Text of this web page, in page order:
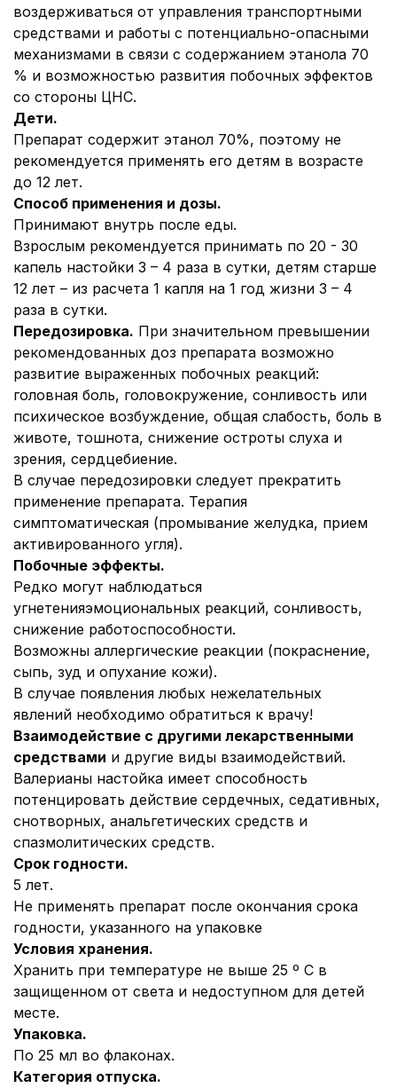
воздерживаться от управления транспортными
средствами и работы с потенциально-опасными
механизмами в связи с содержанием этанола 70
% и возможностью развития побочных эффектов
со стороны ЦНС.
Дети.
Препарат содержит этанол 70%, поэтому не
рекомендуется применять его детям в возрасте
до 12 лет.
Способ применения и дозы.
Принимают внутрь после еды.
Взрослым рекомендуется принимать по 20 - 30
капель настойки 3 – 4 раза в сутки, детям старше
12 лет – из расчета 1 капля на 1 год жизни 3 – 4
раза в сутки.
Передозировка. При значительном превышении
рекомендованных доз препарата возможно
развитие выраженных побочных реакций:
головная боль, головокружение, сонливость или
психическое возбуждение, общая слабость, боль в
животе, тошнота, снижение остроты слуха и
зрения, сердцебиение.
В случае передозировки следует прекратить
применение препарата. Терапия
симптоматическая (промывание желудка, прием
активированного угля).
Побочные эффекты.
Редко могут наблюдаться
угнетенияэмоциональных реакций, сонливость,
снижение работоспособности.
Возможны аллергические реакции (покраснение,
сыпь, зуд и опухание кожи).
В случае появления любых нежелательных
явлений необходимо обратиться к врачу!
Взаимодействие с другими лекарственными
средствами и другие виды взаимодействий.
Валерианы настойка имеет способность
потенцировать действие сердечных, седативных,
снотворных, анальгетических средств и
спазмолитических средств.
Срок годности.
5 лет.
Не применять препарат после окончания срока
годности, указанного на упаковке
Условия хранения.
Хранить при температуре не выше 25 º С в
защищенном от света и недоступном для детей
месте.
Упаковка.
По 25 мл во флаконах.
Категория отпуска.